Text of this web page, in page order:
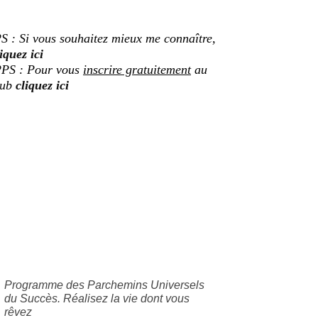
: Si vous souhaitez mieux me connaître,
ici
: Pour vous inscrire gratuitementau
cliquez ici
Programme des Parchemins Universels
du Succès. Réalisez la vie dont vous
rêvez